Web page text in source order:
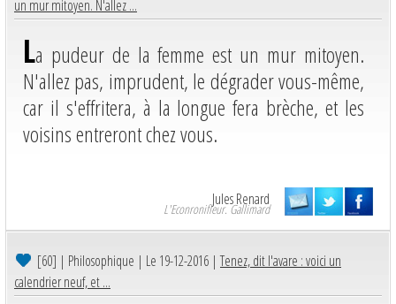
un mur mitoyen. N'allez ...
La pudeur de la femme est un mur mitoyen.
N'allez pas, imprudent, le dégrader vous-même,
car il s'effritera, à la longue fera brèche, et les
voisins entreront chez vous.
Jules Renard
L'Econronifleur. Gallimard
[60] | Philosophique | Le 19-12-2016 |Tenez, dit l'avare : voici un
calendrier neuf, et ...